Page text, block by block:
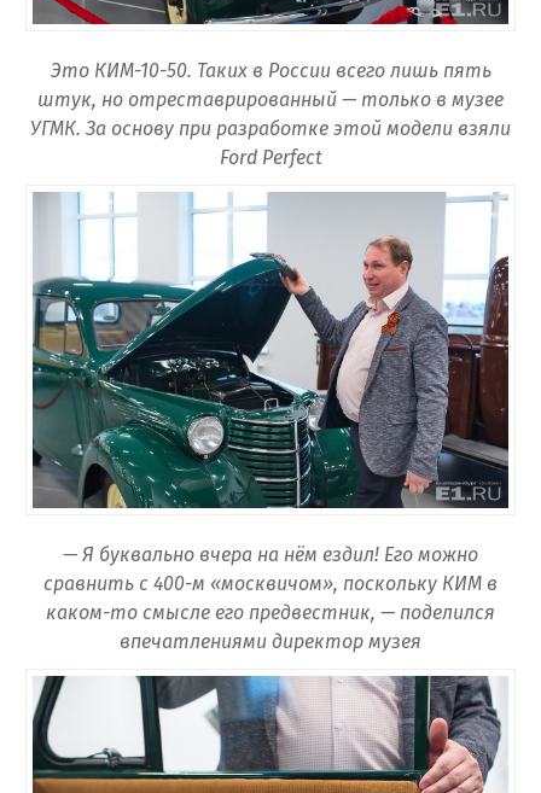
Это КИМ-10-50. Таких в России всего лишь пять
штук, но отреставрированный — только в музее
УГМК. За основу при разработке этой модели взяли
Ford Perfect
— Я буквально вчера на нём ездил! Его можно
сравнить с 400-м «москвичом», поскольку КИМ в
каком-то смысле его предвестник, — поделился
впечатлениями директор музея